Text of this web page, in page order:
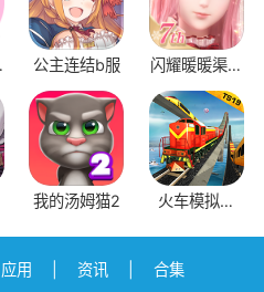
公主连结b服
闪耀暖暖渠道
服
我的汤姆猫2
火车模拟器
应用 资讯 合集